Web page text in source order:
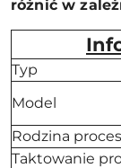
różnić w
Typ
Model
Rodzina
Taktowanie